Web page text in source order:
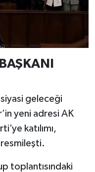
siyasi geleceği
yeni adresi AK
katılımı,
toplantısındaki